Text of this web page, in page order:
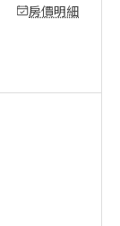
房價明細